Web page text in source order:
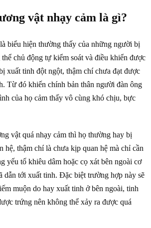
vật nhạy cảm là gì?
biểu hiện thường thấy của những người bị
chủ động tự kiểm soát và điều khiển được
xuất tinh đột ngột, thậm chí chưa đạt được
Từ đó khiến chính bản thân người đàn ông
của họ cảm thấy vô cùng khó chịu, bực
vật quá nhạy cảm thì họ thường hay bị
hệ, thậm chí là chưa kịp quan hệ mà chỉ cần
yếu tố khiêu dâm hoặc cọ xát bên ngoài cơ
dẫn tới xuất tinh. Đặc biệt trường hợp này sẽ
muộn do hay xuất tinh ở bên ngoài, tinh
trứng nên không thể xảy ra được quá